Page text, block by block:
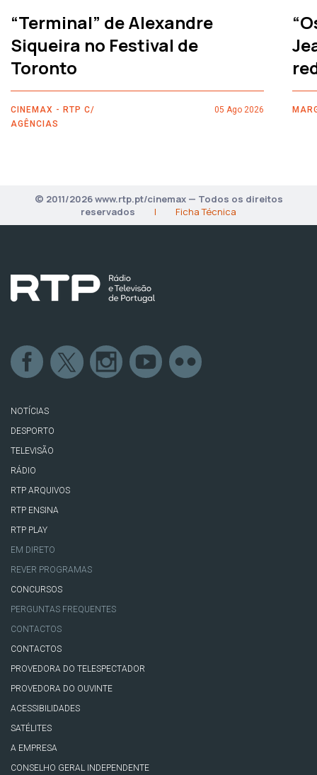
“Terminal” de Alexandre
Siqueira no Festival de
Toronto
CINEMAX - RTP C/
AGÊNCIAS
05 Ago 2026
© 2011/2026 www.rtp.pt/cinemax — Todos os direitos
reservados
| Ficha Técnica
NOTÍCIAS
DESPORTO
TELEVISÃO
RÁDIO
RTP ARQUIVOS
RTP ENSINA
RTP PLAY
EM DIRETO
REVER PROGRAMAS
CONCURSOS
PERGUNTAS FREQUENTES
CONTACTOS
CONTACTOS
PROVEDORA DO TELESPECTADOR
PROVEDORA DO OUVINTE
ACESSIBILIDADES
SATÉLITES
A EMPRESA
CONSELHO GERAL INDEPENDENTE